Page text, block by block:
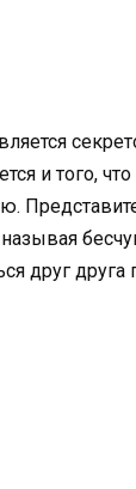
и того,
друг